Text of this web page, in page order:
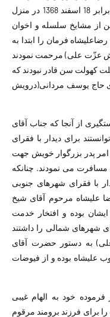
پس از چند سال تأخیر در اول شعبان 1410 برابر 18 اسفند 1368 در منزل
از مشایخ سلسله و اخوان
فرمان را ابتدا به
عزّت علی) مرحمت نمودند
کهولت سن قادر نبودند که
حاج یوسف مردانی(درویش
از آنجا که جناب آقای
برای دیدار با فقرای
امر پدر بزرگوار خویش جهت
مسافرت می نمودند. چنانکه
با فقرای شهرهای جنوبی
علیشاه مرحوم آقای شیخ
بوده و افتخار خدمت
شهرهای شمالی را داشتند
به دستور حضرت آقای
علیشاه بوده و از فیوضات
خود به الهام غیبی
برای فرزند برومند مرقوم